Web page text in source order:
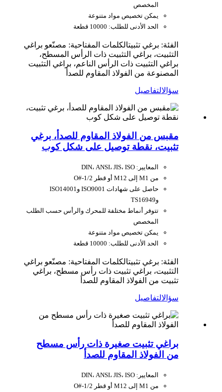
المخصص
يمكن تخصيص مواد متنوعة
الحد الأدنى للطلب: 10000 قطعة
الفئة: برغي تثبيتالكلمات المفتاحية: مصنّعو براغي
التثبيت، براغي التثبيت ذات الرأس المسطح،
براغي التثبيت ذات الرأس الناعم، براغي التثبيت
المصنوعة من الفولاذ المقاوم للصدأ
سؤالالتفاصيل
مقبس من الفولاذ المقاوم للصدأ، برغي
تثبيت، نقطة توصيل على شكل كوب
المعايير: DIN، ANSI، JIS، ISO
من M1 إلى M12 أو قطر O#-1/2
حاصل على شهادات ISO9001 وISO14001
وTS16949
تتوفر أنماط مختلفة للمحرك والرأس حسب الطلب
المخصص
يمكن تخصيص مواد متنوعة
الحد الأدنى للطلب: 10000 قطعة
الفئة: برغي تثبيتالكلمات المفتاحية: مصنّعو براغي
التثبيت، براغي تثبيت ذات رأس مسطح، براغي
تثبيت من الفولاذ المقاوم للصدأ
سؤالالتفاصيل
براغي تثبيت صغيرة ذات رأس مسطح
من الفولاذ المقاوم للصدأ
المعايير: DIN، ANSI، JIS، ISO
من M1 إلى M12 أو قطر O#-1/2